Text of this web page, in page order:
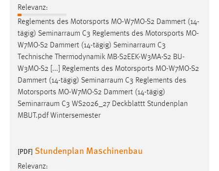
Relevanz:
Reglements des Motorsports MO-W7MO-S2 Dammert (14-
tägig) Seminarraum C3 Reglements des Motorsports MO-
W7MO-S2 Dammert (14-tägig) Seminarraum C3
Technische Thermodynamik MB-S2EEK-W3MA-S2 BU-
W3MO-S2 [...] Reglements des Motorsports MO-W7MO-S2
Dammert (14-tägig) Seminarraum C3 Reglements des
Motorsports MO-W7MO-S2 Dammert (14-tägig)
Seminarraum C3 WS2026_27 Deckblattt Stundenplan
MBUT.pdf Wintersemester
[PDF] Stundenplan Maschinenbau
Relevanz:
Zweck:
Zugriffsstatistik
Cookie Laufzeit:
Max. 13 Monate
MARKETING
Marketing Cookies werden von Drittanbietern
verwendet, um personalisierte Werbung anzuzeigen.
Google Ads